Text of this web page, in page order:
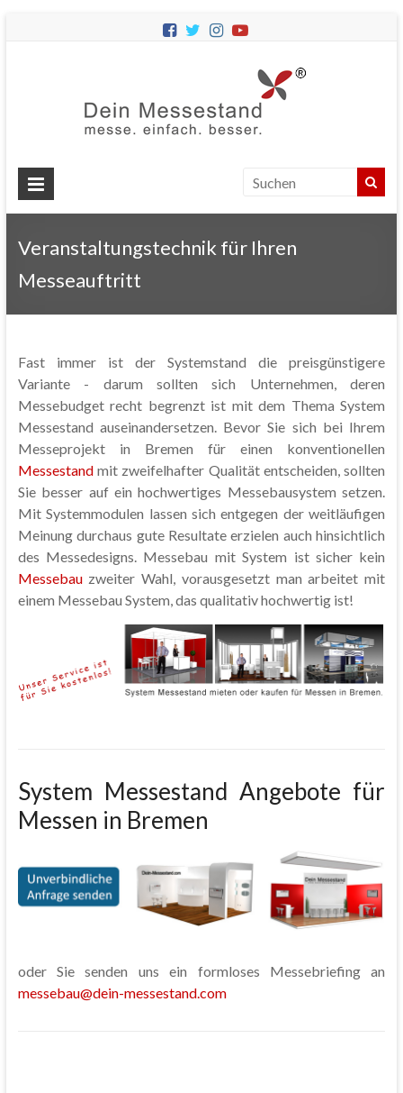
Messestände
für
Veranstaltungstechnik für Ihren
Messeauftritt
Fast immer ist der Systemstand die preisgünstigere
Variante - darum sollten sich Unternehmen, deren
Messebudget recht begrenzt ist mit dem Thema System
Messestand auseinandersetzen. Bevor Sie sich bei Ihrem
Messeprojekt in Bremen für einen konventionellen
Messestandmit zweifelhafter Qualität entscheiden, sollten
Sie besser auf ein hochwertiges Messebausystem setzen.
Mit Systemmodulen lassen sich entgegen der weitläufigen
Meinung durchaus gute Resultate erzielen auch hinsichtlich
des Messedesigns. Messebau mit System ist sicher kein
Messebauzweiter Wahl, vorausgesetzt man arbeitet mit
einem Messebau System, das qualitativ hochwertig ist!
System Messestand Angebote für
Messen in Bremen
oder Sie senden uns ein formloses Messebriefing an
messebau@dein-messestand.com